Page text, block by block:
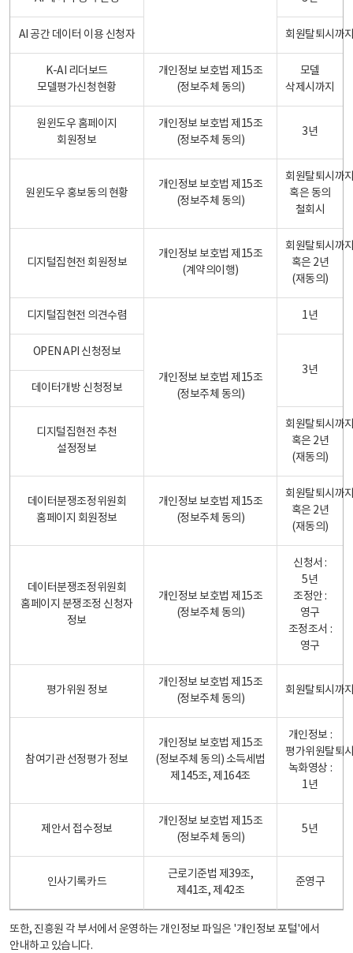
AI 공간 데이터 이용 신청자 회원탈퇴시까
K-AI 리더보드
모델평가신청현황
개인정보 보호법 제15조
(정보주체 동의)
모델
삭제시까지
원윈도우 홈페이지
회원정보
개인정보 보호법 제15조
(정보주체 동의)
3년
원윈도우 홍보동의 현황
개인정보 보호법 제15조
(정보주체 동의)
회원탈퇴시까
혹은 동의
철회시
디지털집현전 회원정보
개인정보 보호법 제15조
(계약의이행)
회원탈퇴시까
혹은 2년
(재동의)
디지털집현전 의견수렴
개인정보 보호법 제15조
(정보주체 동의)
1년
OPEN API 신청정보
3년
데이터개방 신청정보
디지털집현전 추천
설정정보
회원탈퇴시까
혹은 2년
(재동의)
데이터분쟁조정위원회
홈페이지 회원정보
개인정보 보호법 제15조
(정보주체 동의)
회원탈퇴시까
혹은 2년
(재동의)
데이터분쟁조정위원회
홈페이지 분쟁조정 신청자
정보
개인정보 보호법 제15조
(정보주체 동의)
신청서 :
5년
조정안 :
영구
조정조서 :
영구
평가위원 정보
개인정보 보호법 제15조
(정보주체 동의)
회원탈퇴시까
참여기관 선정평가 정보
개인정보 보호법 제15조
(정보주체 동의) 소득세법
제145조, 제164조
개인정보 :
평가위원탈퇴
녹화영상 :
1년
제안서 접수정보
개인정보 보호법 제15조
(정보주체 동의)
5년
인사기록카드
근로기준법 제39조,
제41조, 제42조
준영구
또한, 진흥원 각 부서에서 운영하는 개인정보 파일은 '개인정보 포털'에서
안내하고 있습니다.